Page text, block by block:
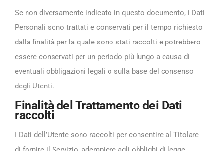
Se non diversamente indicato in questo documento, i Dati
Personali sono trattati e conservati per il tempo richiesto
dalla finalità per la quale sono stati raccolti e potrebbero
essere conservati per un periodo più lungo a causa di
eventuali obbligazioni legali o sulla base del consenso
degli Utenti.
Finalità del Trattamento dei Dati
raccolti
I Dati dell’Utente sono raccolti per consentire al Titolare